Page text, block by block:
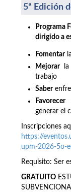
5ª Edición
Programa
dirigido a
Fomentar
Mejorar
trabajo
Saber
Favorecer
generar el
Inscripciones
https://
upm-2026-5o-
Requisito: Ser
GRATUITO